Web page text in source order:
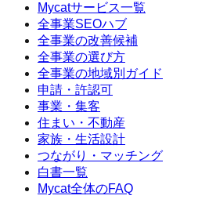
Mycatサービス一覧
全事業SEOハブ
全事業の改善候補
全事業の選び方
全事業の地域別ガイド
申請・許認可
事業・集客
住まい・不動産
家族・生活設計
つながり・マッチング
白書一覧
Mycat全体のFAQ